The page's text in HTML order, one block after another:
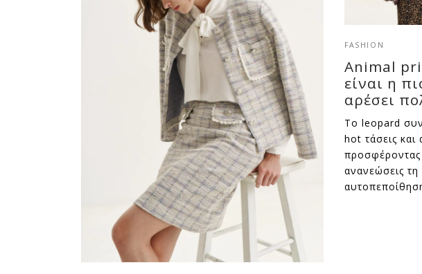
FASHION
Animal
είναι η
αρέσει
Το leopard
hot τάσεις
προσφέροντας
ανανεώσεις